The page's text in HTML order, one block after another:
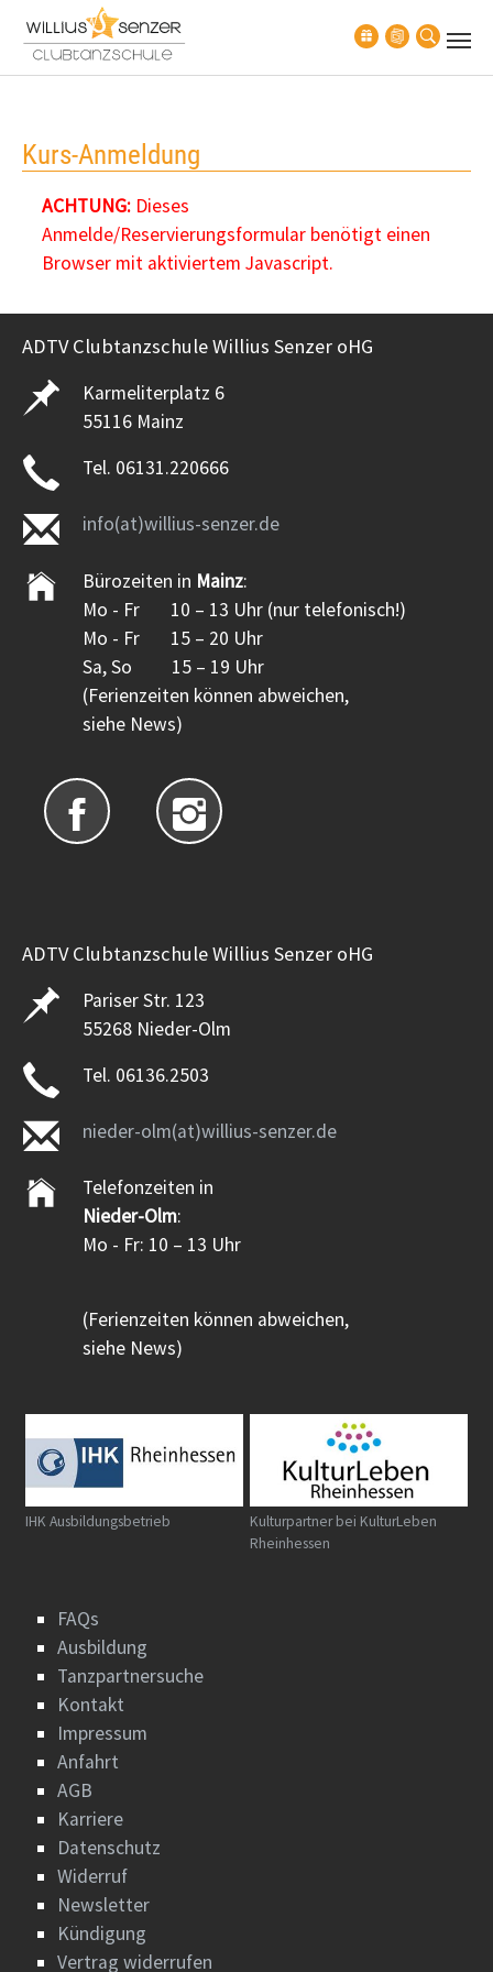
Zum Hauptinhalt springen
Kurs-Anmeldung
ACHTUNG:Dieses
Anmelde/Reservierungsformular benötigt einen
Browser mit aktiviertem Javascript.
ADTV Clubtanzschule Willius Senzer oHG
Karmeliterplatz 6
55116 Mainz
Tel. 06131.220666
info(at)willius-senzer.de
Bürozeiten in Mainz:
Mo - Fr 10 – 13 Uhr (nur telefonisch!)
Mo - Fr 15 – 20 Uhr
Sa, So 15 – 19 Uhr
(Ferienzeiten können abweichen,
siehe News)
ADTV Clubtanzschule Willius Senzer oHG
Pariser Str. 123
55268 Nieder-Olm
Tel. 06136.2503
nieder-olm(at)willius-senzer.de
Telefonzeiten in
Nieder-Olm:
Mo - Fr: 10 – 13 Uhr
(Ferienzeiten können abweichen,
siehe News)
IHK Ausbildungsbetrieb
Kulturpartner bei KulturLeben
Rheinhessen
FAQs
Ausbildung
Tanzpartnersuche
Kontakt
Impressum
Anfahrt
AGB
Karriere
Datenschutz
Widerruf
Newsletter
Kündigung
Vertrag widerrufen